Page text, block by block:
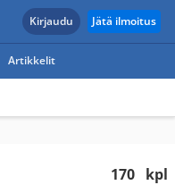
Kirjaudu Jätä ilmoitus
Artikkelit
170 kpl